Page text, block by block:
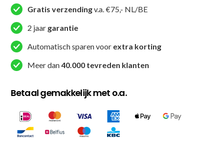
Grijs
Zwart
aantal
Gratis verzendingv.a. €75,- NL/BE
2 jaar garantie
Automatisch sparen voor extra korting
Meer dan40.000 tevreden klanten
Betaal gemakkelijk met o.a.